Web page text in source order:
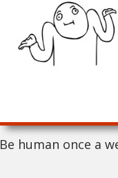
Be human once a